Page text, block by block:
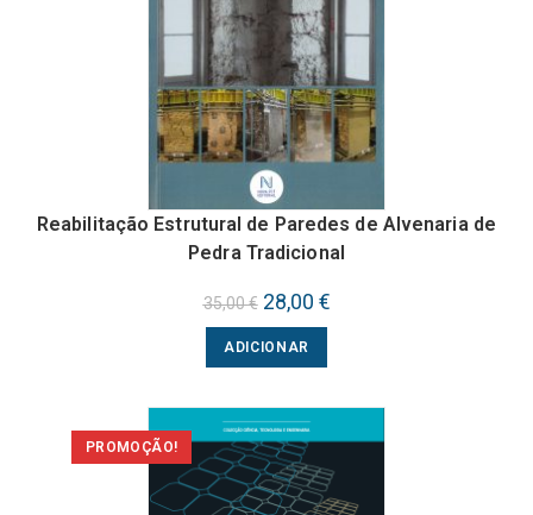
Reabilitação Estrutural de Paredes de Alvenaria de
Pedra Tradicional
35,00€ O
preço
original
era:
35,00 €.
28,00 €O
preço
ADICIONAR
PROMOÇÃO!